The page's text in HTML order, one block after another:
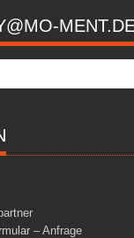
– Anfrage